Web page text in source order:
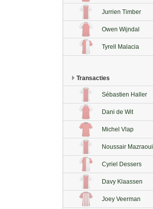
Jurrien Timber
Owen Wijndal
Tyrell Malacia
Transacties
Sébastien Haller
Dani de Wit
Michel Vlap
Noussair Mazraoui
Cyriel Dessers
Davy Klaassen
Joey Veerman